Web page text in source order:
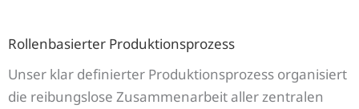
Rollenbasierter Produktionsprozess
Unser klar definierter Produktionsprozess organisiert
die reibungslose Zusammenarbeit aller zentralen